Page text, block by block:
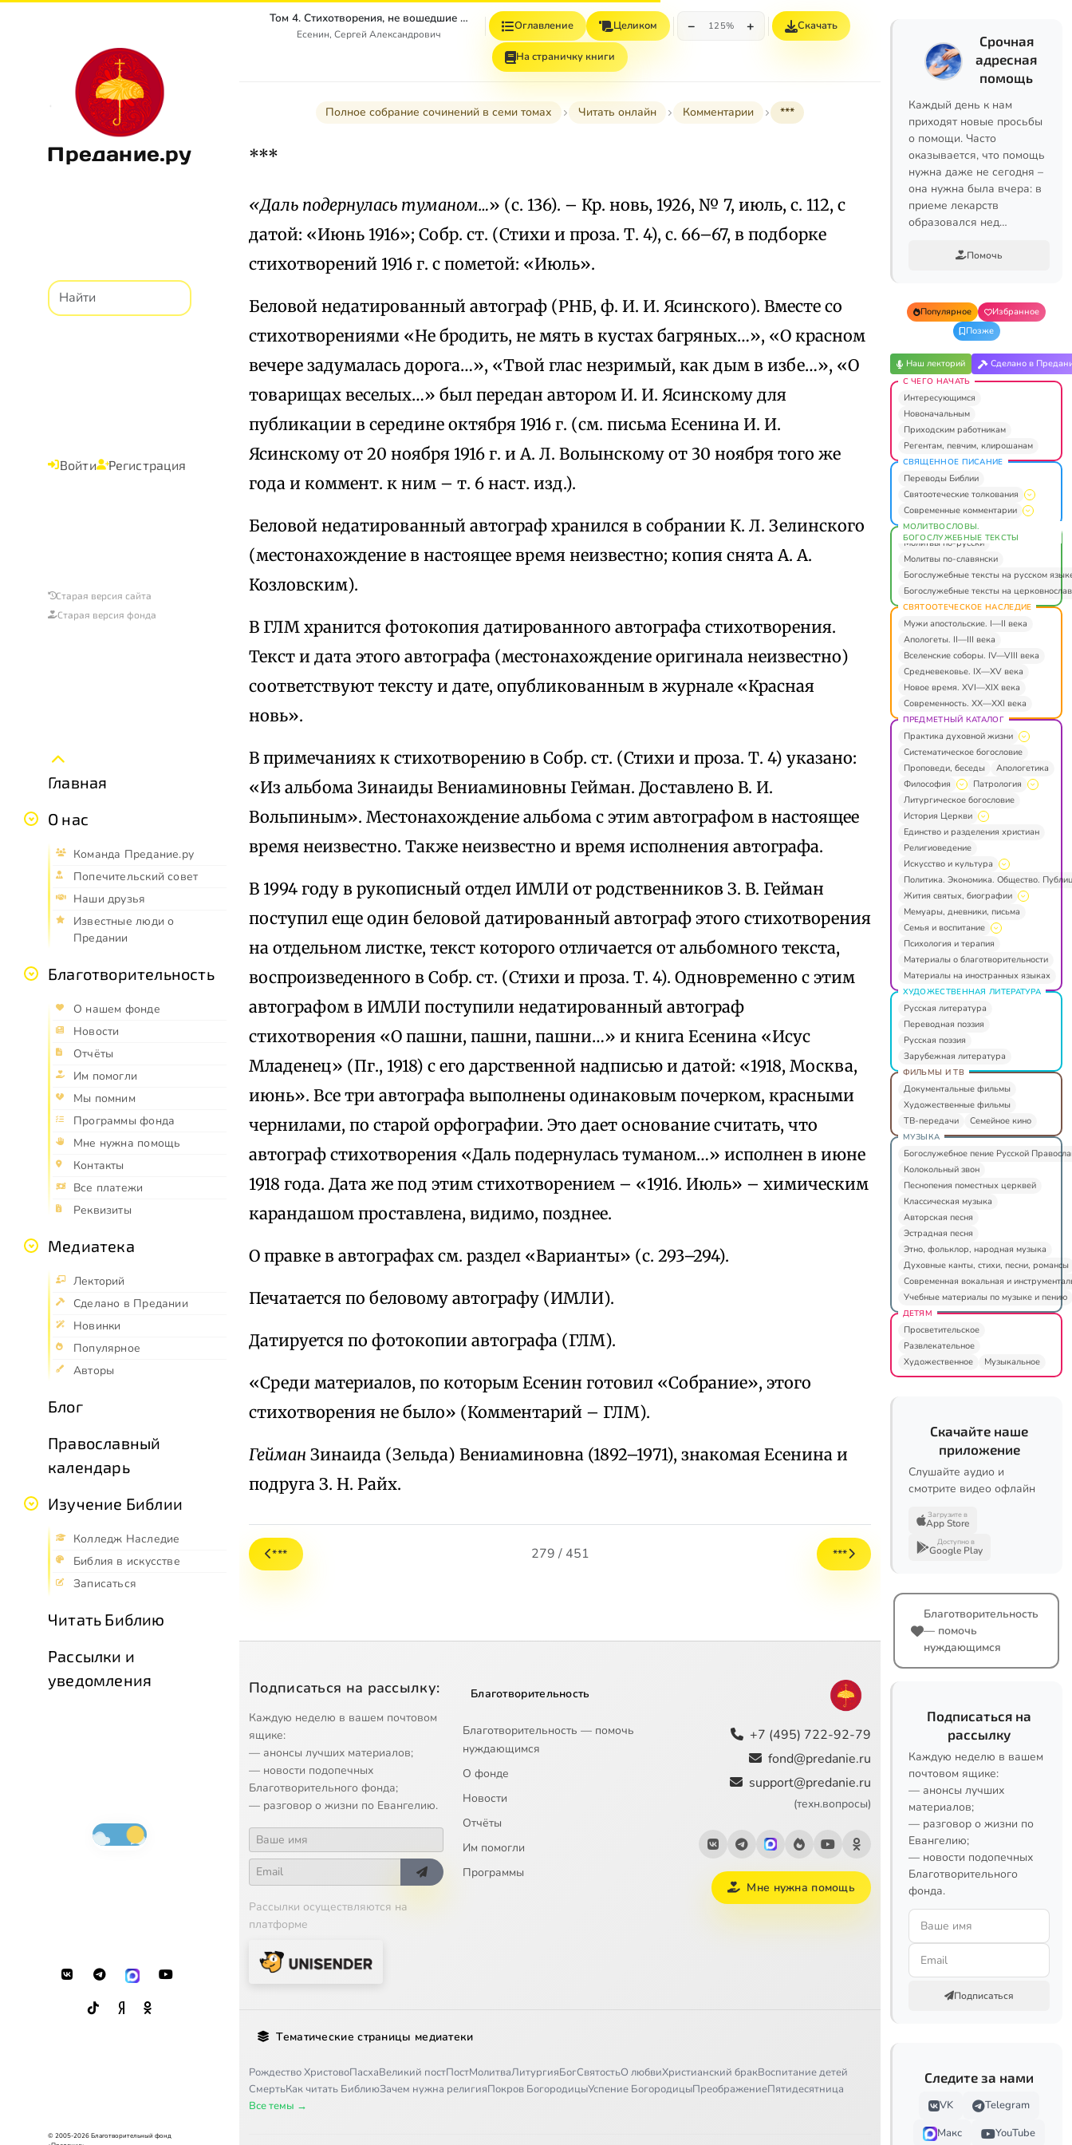
Предание.ру
Войти Регистрация
Старая версия сайта
Старая версия фонда
Главная
О нас
Команда Предание.ру
Попечительский совет
Наши друзья
Известные люди о
Предании
Благотворительность
О нашем фонде
Новости
Отчёты
Им помогли
Мы помним
Программы фонда
Мне нужна помощь
Контакты
Все платежи
Реквизиты
Медиатека
Лекторий
Сделано в Предании
Новинки
Популярное
Авторы
Блог
Православный
календарь
Изучение Библии
Колледж Наследие
Библия в искусстве
Записаться
Читать Библию
Рассылки и
уведомления
© 2005-2026 Благотворительный фонд
Том 4. Стихотворения, не вошедшие в Собрание сочинений
Есенин, Сергей Александрович
Оглавление Целиком − 125% + Скачать
На страничку книги
Полное собрание сочинений в семи томах Читать онлайн Комментарии ***
***
«Даль подернулась туманом…» (с. 136). – Кр. новь, 1926, № 7, июль, с. 112, с
датой: «Июнь 1916»; Собр. ст. (Стихи и проза. Т. 4), с. 66–67, в подборке
стихотворений 1916 г. с пометой: «Июль».
Беловой недатированный автограф (РНБ, ф. И. И. Ясинского). Вместе со
стихотворениями «Не бродить, не мять в кустах багряных…», «О красном
вечере задумалась дорога…», «Твой глас незримый, как дым в избе…», «О
товарищах веселых…» был передан автором И. И. Ясинскому для
публикации в середине октября 1916 г. (см. письма Есенина И. И.
Ясинскому от 20 ноября 1916 г. и А. Л. Волынскому от 30 ноября того же
года и коммент. к ним – т. 6 наст. изд.).
Беловой недатированный автограф хранился в собрании К. Л. Зелинского
(местонахождение в настоящее время неизвестно; копия снята А. А.
Козловским).
В ГЛМ хранится фотокопия датированного автографа стихотворения.
Текст и дата этого автографа (местонахождение оригинала неизвестно)
соответствуют тексту и дате, опубликованным в журнале «Красная
новь».
В примечаниях к стихотворению в Собр. ст. (Стихи и проза. Т. 4) указано:
«Из альбома Зинаиды Вениаминовны Гейман. Доставлено В. И.
Вольпиным». Местонахождение альбома с этим автографом в настоящее
время неизвестно. Также неизвестно и время исполнения автографа.
В 1994 году в рукописный отдел ИМЛИ от родственников З. В. Гейман
поступил еще один беловой датированный автограф этого стихотворения
на отдельном листке, текст которого отличается от альбомного текста,
воспроизведенного в Собр. ст. (Стихи и проза. Т. 4). Одновременно с этим
автографом в ИМЛИ поступили недатированный автограф
стихотворения «О пашни, пашни, пашни…» и книга Есенина «Исус
Младенец» (Пг., 1918) с его дарственной надписью и датой: «1918, Москва,
июнь». Все три автографа выполнены одинаковым почерком, красными
чернилами, по старой орфографии. Это дает основание считать, что
автограф стихотворения «Даль подернулась туманом…» исполнен в июне
1918 года. Дата же под этим стихотворением – «1916. Июль» – химическим
карандашом проставлена, видимо, позднее.
О правке в автографах см. раздел «Варианты» (с. 293–294).
Печатается по беловому автографу (ИМЛИ).
Датируется по фотокопии автографа (ГЛМ).
«Среди материалов, по которым Есенин готовил «Собрание», этого
стихотворения не было» (Комментарий – ГЛМ).
Гейман Зинаида (Зельда) Вениаминовна (1892–1971), знакомая Есенина и
подруга З. Н. Райх.
*** 279 / 451 ***
Подписаться на рассылку:
Каждую неделю в вашем почтовом
ящике:
— анонсы лучших материалов;
— новости подопечных
Благотворительного фонда;
— разговор о жизни по Евангелию.
Рассылки осуществляются на
платформе
Благотворительность
Благотворительность — помочь
нуждающимся
О фонде
Новости
Отчёты
Им помогли
Программы
+7 (495) 722-92-79
fond@predanie.ru
support@predanie.ru
(техн.вопросы)
Мне нужна помощь
Тематические страницы медиатеки
Рождество ХристовоПасхаВеликий постПостМолитваЛитургияБогСвятостьО любвиХристианский бракВоспитание детей
СмертьКак читать БиблиюЗачем нужна религияПокров БогородицыУспение БогородицыПреображениеПятидесятница
Все темы →
Срочная
адресная
помощь
Каждый день к нам
приходят новые просьбы
о помощи. Часто
оказывается, что помощь
нужна даже не сегодня –
она нужна была вчера: в
приеме лекарств
образовался нед…
Помочь
Популярное
Избранное
Позже
Наш лекторий Сделано в
С ЧЕГО НАЧАТЬ
Интересующимся
Новоначальным
Приходским работникам
Регентам, певчим, клирошанам
СВЯЩЕННОЕ ПИСАНИЕ
Переводы Библии
Святоотеческие толкования
Современные комментарии
МОЛИТВОСЛОВЫ.
БОГОСЛУЖЕБНЫЕ ТЕКСТЫ
Молитвы по-русски
Молитвы по-славянски
Богослужебные тексты на русском
Богослужебные тексты на
СВЯТООТЕЧЕСКОЕ НАСЛЕДИЕ
Мужи апостольские. I—II века
Апологеты. II—III века
Вселенские соборы. IV—VIII века
Средневековье. IX—XV века
Новое время. XVI—XIX века
Современность. XX—XXI века
ПРЕДМЕТНЫЙ КАТАЛОГ
Практика духовной жизни
Систематическое богословие
Проповеди, беседы
Апологетика
Философия
Патрология
Литургическое богословие
История Церкви
Единство и разделения христиан
Религиоведение
Искусство и культура
Политика. Экономика. Общество.
Жития святых, биографии
Мемуары, дневники, письма
Семья и воспитание
Психология и терапия
Материалы о благотворительности
Материалы на иностранных языках
ХУДОЖЕСТВЕННАЯ ЛИТЕРАТУРА
Русская литература
Переводная поэзия
Русская поэзия
Зарубежная литература
ФИЛЬМЫ И ТВ
Документальные фильмы
Художественные фильмы
ТВ-передачи
Семейное кино
МУЗЫКА
Богослужебное пение Русской
Колокольный звон
Песнопения поместных церквей
Классическая музыка
Авторская песня
Эстрадная песня
Этно, фольклор, народная музыка
Духовные канты, стихи, песни, романсы
Современная вокальная и
Учебные материалы по музыке и пению
ДЕТЯМ
Просветительское
Развлекательное
Художественное
Музыкальное
Скачайте наше
приложение
Слушайте аудио и
смотрите видео офлайн
Загрузите в
App Store
Доступно в
Google Play
Благотворительность
— помочь
нуждающимся
Подписаться на
рассылку
Каждую неделю в вашем
почтовом ящике:
— анонсы лучших
материалов;
— разговор о жизни по
Евангелию;
— новости подопечных
Благотворительного
фонда.
Подписаться
Следите за нами
VK
Telegram
Макс
YouTube